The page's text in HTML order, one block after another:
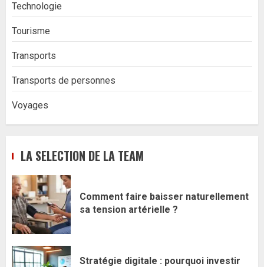
Technologie
Tourisme
Transports
Transports de personnes
Voyages
LA SELECTION DE LA TEAM
Comment faire baisser naturellement
sa tension artérielle ?
Stratégie digitale : pourquoi investir